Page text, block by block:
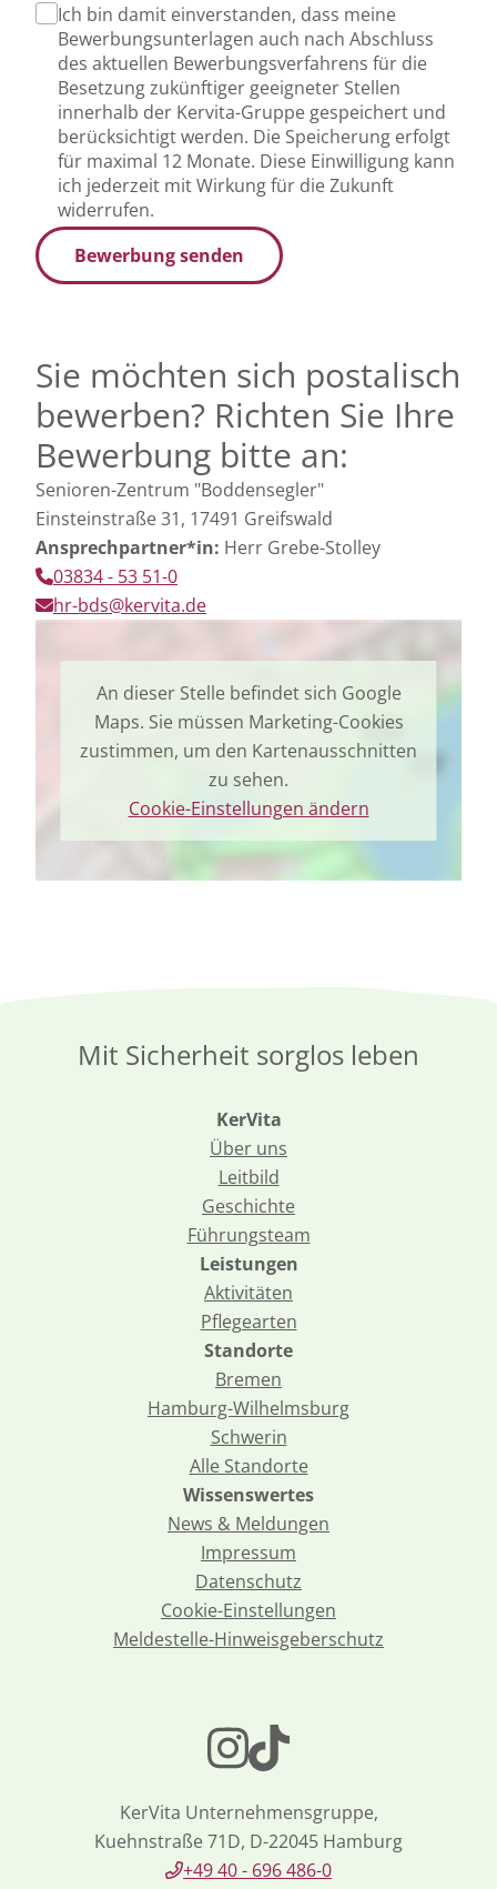
Ich bin damit einverstanden, dass meine
Bewerbungsunterlagen auch nach Abschluss
des aktuellen Bewerbungsverfahrens für die
Besetzung zukünftiger geeigneter Stellen
innerhalb der Kervita-Gruppe gespeichert und
berücksichtigt werden. Die Speicherung erfolgt
für maximal 12 Monate. Diese Einwilligung kann
ich jederzeit mit Wirkung für die Zukunft
widerrufen.
Bewerbung senden
Sie möchten sich postalisch
bewerben? Richten Sie Ihre
Bewerbung bitte an:
Senioren-Zentrum "Boddensegler"
Einsteinstraße 31, 17491 Greifswald
Ansprechpartner*in: Herr Grebe-Stolley
03834 - 53 51-0
hr-bds@kervita.de
An dieser Stelle befindet sich Google
Maps. Sie müssen Marketing-Cookies
zustimmen, um den Kartenausschnitten
zu sehen.
Cookie-Einstellungen ändern
Mit Sicherheit sorglos leben
KerVita
Über uns
Leitbild
Geschichte
Führungsteam
Leistungen
Aktivitäten
Pflegearten
Standorte
Bremen
Hamburg-Wilhelmsburg
Schwerin
Alle Standorte
Wissenswertes
News & Meldungen
Impressum
Datenschutz
Cookie-Einstellungen
Meldestelle-Hinweisgeberschutz
KerVita Unternehmensgruppe,
Kuehnstraße 71D, D-22045 Hamburg
+49 40 - 696 486-0